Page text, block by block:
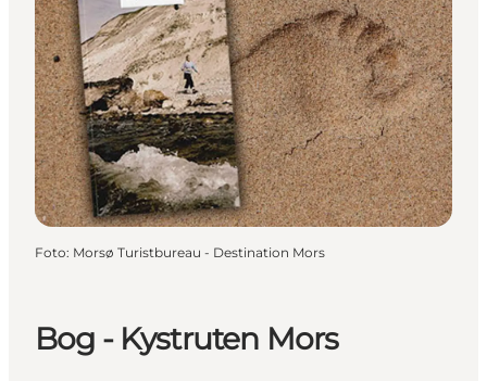
Erlebnisse
Infos über Mors
Unterkunft
Pauschalreisen / Urlaub
Planen Sie Ihre Reise
Bog - Kystruten Mors
Foto: Morsø Turistbureau - Destination Mors